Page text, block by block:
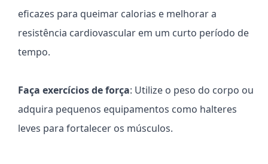
eficazes para queimar calorias e melhorar a
resistência cardiovascular em um curto período de
tempo.
Faça exercícios de força: Utilize o peso do corpo ou
adquira pequenos equipamentos como halteres
leves para fortalecer os músculos.